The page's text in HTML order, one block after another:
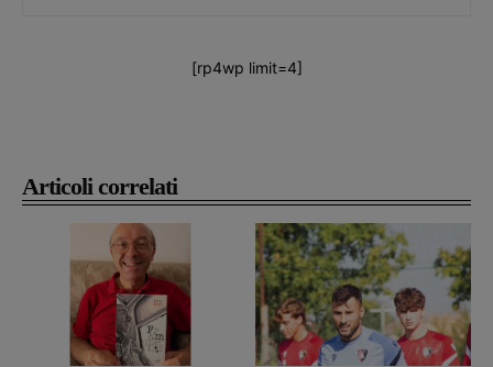
Articoli correlati
[rp4wp limit=4]